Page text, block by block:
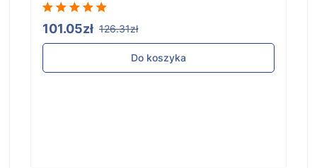
101.05zł 126.31zł
Do koszyka